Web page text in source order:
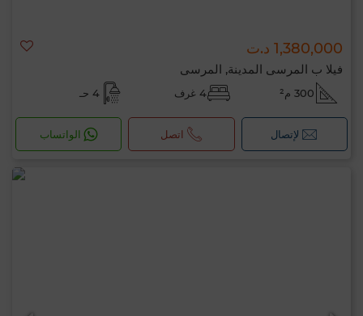
1,380,000 د.ت
فيلا ب المرسى المدينة, المرسى
300 م² 4 غرف 4 حـ
لإتصال اتصل الواتساب